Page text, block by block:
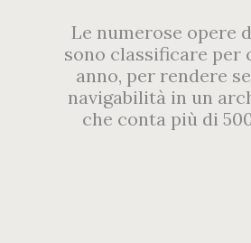
Le numerose opere
sono classificare per
anno, per rendere
navigabilità in un
che conta più di